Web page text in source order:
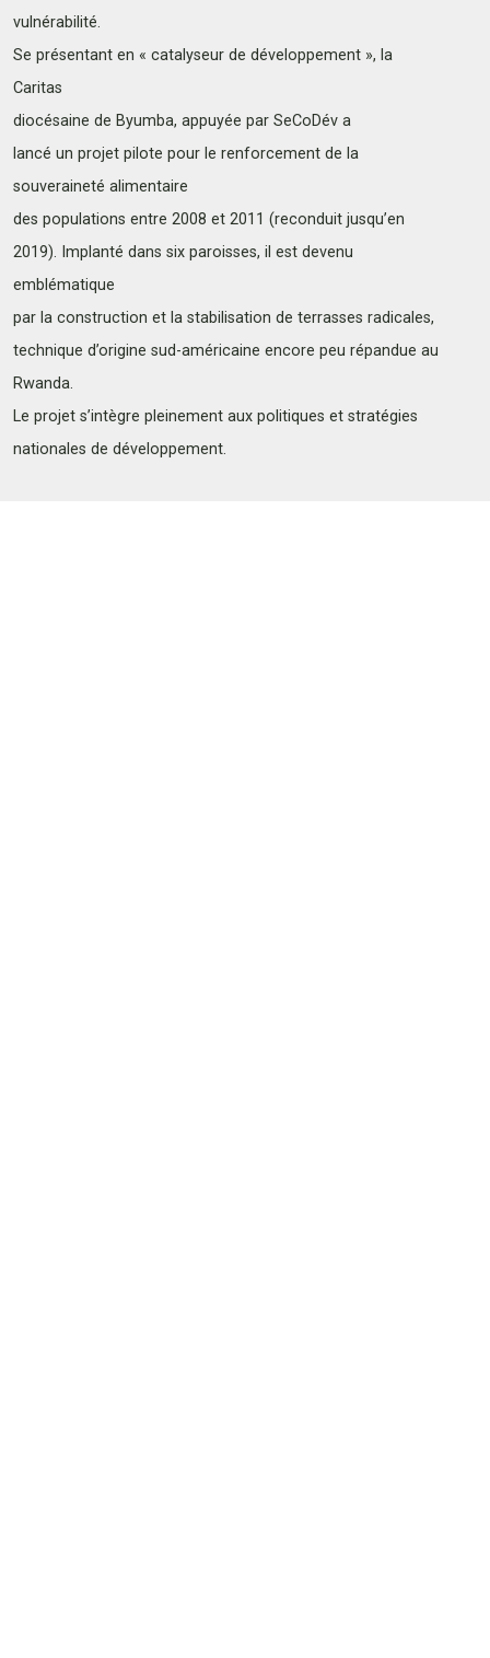
vulnérabilité.
Se présentant en « catalyseur de développement », la
Caritas
diocésaine de Byumba, appuyée par SeCoDév a
lancé un projet pilote pour le renforcement de la
souveraineté alimentaire
des populations entre 2008 et 2011 (reconduit jusqu’en
2019). Implanté dans six paroisses, il est devenu
emblématique
par la construction et la stabilisation de terrasses radicales,
technique d’origine sud-américaine encore peu répandue au
Rwanda.
Le projet s’intègre pleinement aux politiques et stratégies
nationales de développement.